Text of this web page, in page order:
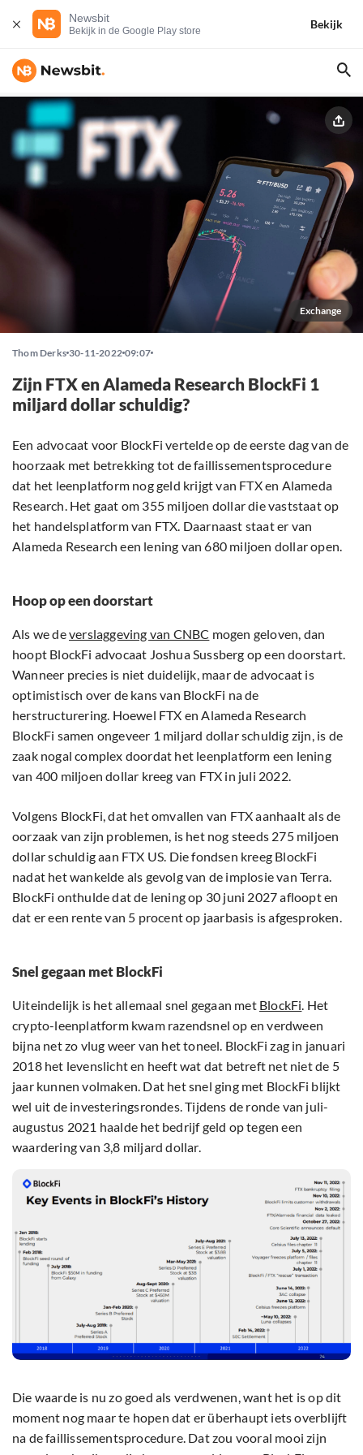
Newsbit
Bekijk in de Google Play store
Bekijk
Exchange
Thom Derks 30-11-2022 09:07
Zijn FTX en Alameda Research BlockFi 1
miljard dollar schuldig?
Een advocaat voor BlockFi vertelde op de eerste dag van de
hoorzaak met betrekking tot de faillissementsprocedure
dat het leenplatform nog geld krijgt van FTX en Alameda
Research. Het gaat om 355 miljoen dollar die vaststaat op
het handelsplatform van FTX. Daarnaast staat er van
Alameda Research een lening van 680 miljoen dollar open.
Hoop op een doorstart
Als we deverslaggeving van CNBC mogen geloven, dan
hoopt BlockFi advocaat Joshua Sussberg op een doorstart.
Wanneer precies is niet duidelijk, maar de advocaat is
optimistisch over de kans van BlockFi na de
herstructurering. Hoewel FTX en Alameda Research
BlockFi samen ongeveer 1 miljard dollar schuldig zijn, is de
zaak nogal complex doordat het leenplatform een lening
van 400 miljoen dollar kreeg van FTX in juli 2022.
Volgens BlockFi, dat het omvallen van FTX aanhaalt als de
oorzaak van zijn problemen, is het nog steeds 275 miljoen
dollar schuldig aan FTX US. Die fondsen kreeg BlockFi
nadat het wankelde als gevolg van de implosie van Terra.
BlockFi onthulde dat de lening op 30 juni 2027 afloopt en
dat er een rente van 5 procent op jaarbasis is afgesproken.
Snel gegaan met BlockFi
Uiteindelijk is het allemaal snel gegaan met BlockFi. Het
crypto-leenplatform kwam razendsnel op en verdween
bijna net zo vlug weer van het toneel. BlockFi zag in januari
2018 het levenslicht en heeft wat dat betreft net niet de 5
jaar kunnen volmaken. Dat het snel ging met BlockFi blijkt
wel uit de investeringsrondes. Tijdens de ronde van juli-
augustus 2021 haalde het bedrijf geld op tegen een
waardering van 3,8 miljard dollar.
Die waarde is nu zo goed als verdwenen, want het is op dit
moment nog maar te hopen dat er überhaupt iets overblijft
na de faillissementsprocedure. Dat zou vooral mooi zijn